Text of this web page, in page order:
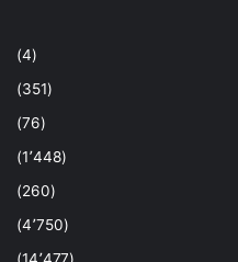
(4)
(351)
(76)
(1٬448)
(260)
(4٬750)